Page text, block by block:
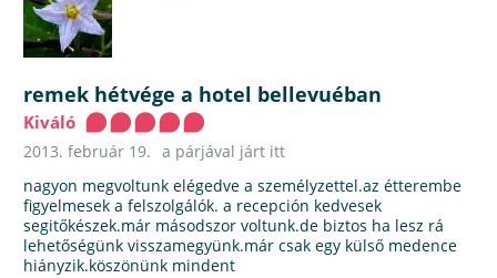
remek hétvége a hotel bellevuéban
Kiváló
2013. február 19. a párjával járt itt
nagyon megvoltunk elégedve a személyzettel.az étterembe
figyelmesek a felszolgálók. a recepción kedvesek
segitőkészek.már másodszor voltunk.de biztos ha lesz rá
lehetőségünk visszamegyünk.már csak egy külső medence
hiányzik.köszönünk mindent